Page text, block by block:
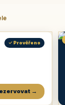
✓ Prověřeno
→